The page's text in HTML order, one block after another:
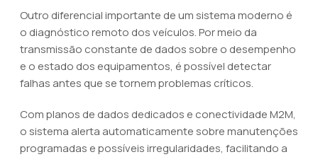
Outro diferencial importante de um sistema moderno é
o diagnóstico remoto dos veículos. Por meio da
transmissão constante de dados sobre o desempenho
e o estado dos equipamentos, é possível detectar
falhas antes que se tornem problemas críticos.
Com planos de dados dedicados e conectividade M2M,
o sistema alerta automaticamente sobre manutenções
programadas e possíveis irregularidades, facilitando a